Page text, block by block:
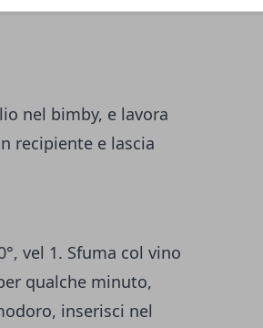
nel bimby, e lavora
recipiente e lascia
vel 1. Sfuma col vino
qualche minuto,
inserisci nel